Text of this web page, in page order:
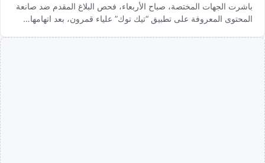
باشرت الجهات المختصة، صباح الأربعاء، فحص البلاغ المقدم ضد صانعة
المحتوى المعروفة على تطبيق “تيك توك” علياء قمرون، بعد اتهامها…